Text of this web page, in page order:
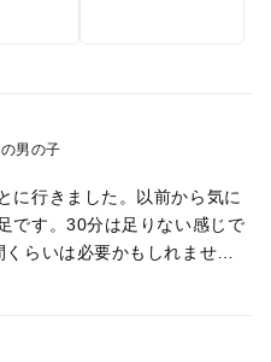
たの
良かったです。フリーパスで
時間を気にせず遊べます。お
は子供向けで、屋内遊園地の
ゾートほど体を動かすわけで
、見てるだけでも十分楽しめ
スポットです。
男の子
に行きました。以前から気に
です。30分は足りない感じで
らいは必要かもしれませ